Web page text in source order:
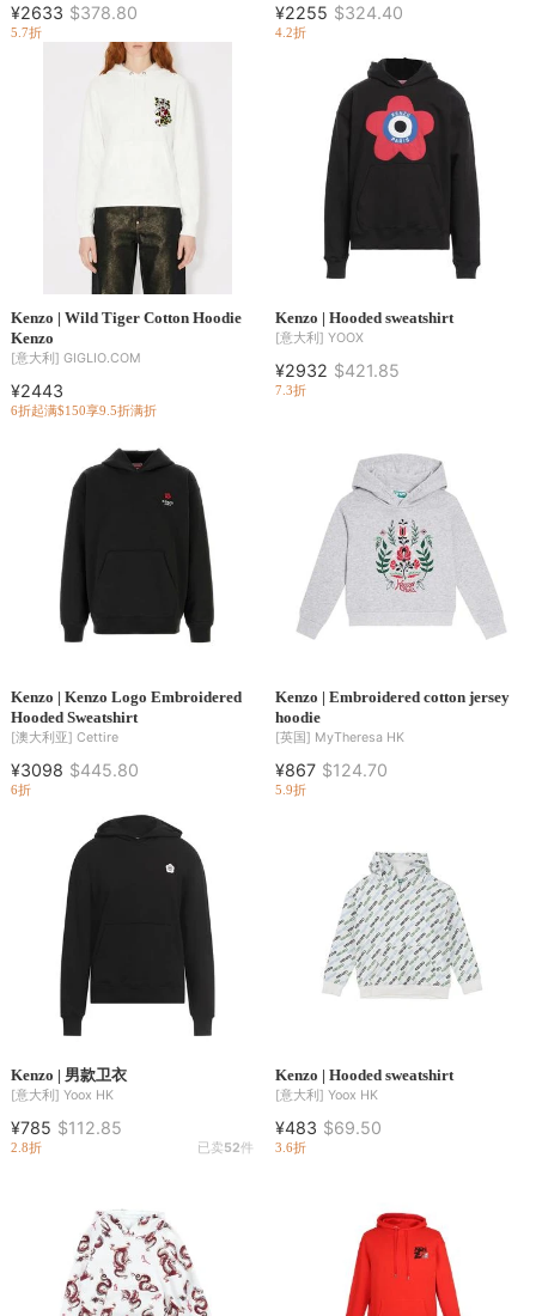
¥2633 $378.80
5.7折
¥2255 $324.40
4.2折
Kenzo | Wild Tiger Cotton Hoodie
Kenzo
[意大利] GIGLIO.COM
¥2443
6折起满$150享9.5折满折
Kenzo | Hooded sweatshirt
[意大利] YOOX
¥2932 $421.85
7.3折
Kenzo | Kenzo Logo Embroidered
Hooded Sweatshirt
[澳大利亚] Cettire
¥3098 $445.80
6折
Kenzo | Embroidered cotton jersey
hoodie
[英国] MyTheresa HK
¥867 $124.70
5.9折
Kenzo | 男款卫衣
[意大利] Yoox HK
¥785 $112.85
2.8折 已卖52件
Kenzo | Hooded sweatshirt
[意大利] Yoox HK
¥483 $69.50
3.6折